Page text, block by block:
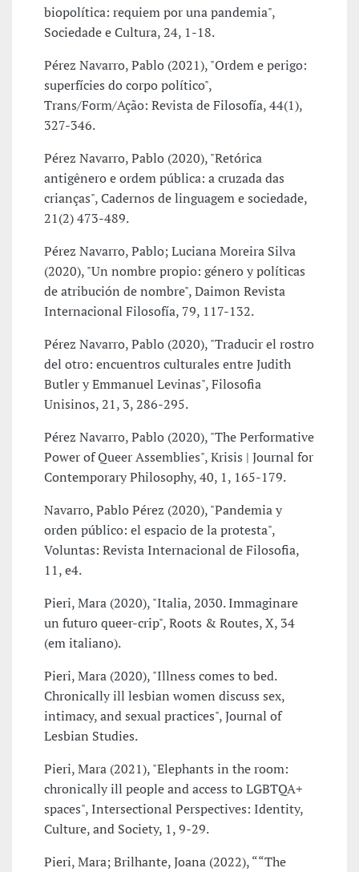
biopolítica: requiem por una pandemia",
Sociedade e Cultura, 24, 1-18.
Pérez Navarro, Pablo (2021), "Ordem e perigo:
superfícies do corpo político",
Trans/Form/Ação: Revista de Filosofía, 44(1),
327-346.
Pérez Navarro, Pablo (2020), "Retórica
antigênero e ordem pública: a cruzada das
crianças", Cadernos de linguagem e sociedade,
21(2) 473-489.
Pérez Navarro, Pablo; Luciana Moreira Silva
(2020), "Un nombre propio: género y políticas
de atribución de nombre", Daimon Revista
Internacional Filosofía, 79, 117-132.
Pérez Navarro, Pablo (2020), "Traducir el rostro
del otro: encuentros culturales entre Judith
Butler y Emmanuel Levinas", Filosofia
Unisinos, 21, 3, 286-295.
Pérez Navarro, Pablo (2020), "The Performative
Power of Queer Assemblies", Krisis | Journal for
Contemporary Philosophy, 40, 1, 165-179.
Navarro, Pablo Pérez (2020), "Pandemia y
orden público: el espacio de la protesta",
Voluntas: Revista Internacional de Filosofia,
11, e4.
Pieri, Mara (2020), "Italia, 2030. Immaginare
un futuro queer-crip", Roots & Routes, X, 34
(em italiano).
Pieri, Mara (2020), "Illness comes to bed.
Chronically ill lesbian women discuss sex,
intimacy, and sexual practices", Journal of
Lesbian Studies.
Pieri, Mara (2021), "Elephants in the room:
chronically ill people and access to LGBTQA+
spaces", Intersectional Perspectives: Identity,
Culture, and Society, 1, 9-29.
Pieri, Mara; Brilhante, Joana (2022), ““The